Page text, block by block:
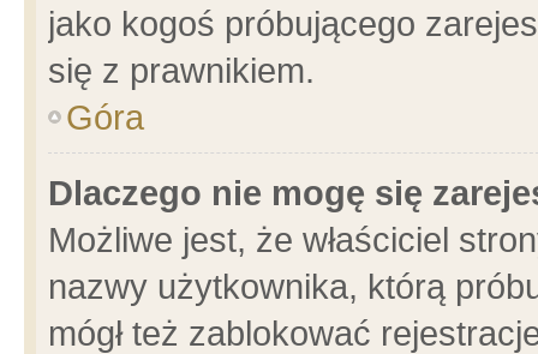
jako kogoś próbującego
się z prawnikiem.
Góra
Dlaczego nie mogę się
Możliwe jest, że właściciel
nazwy użytkownika, którą
mógł też zablokować